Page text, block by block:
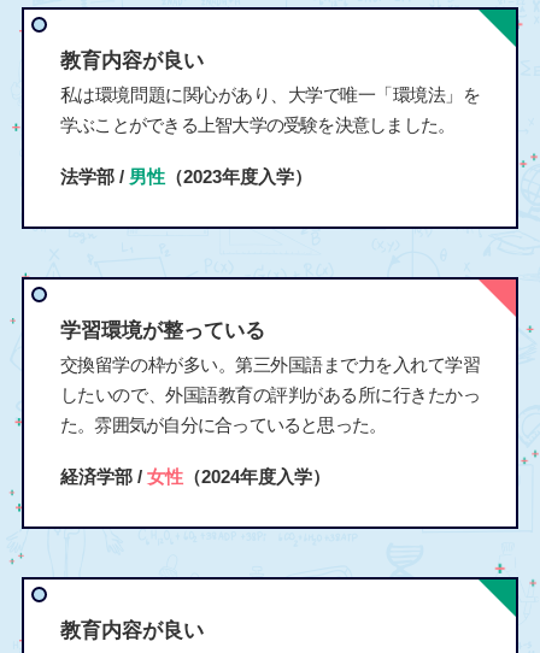
教育内容が良い
私は環境問題に関心があり、大学で唯一「環境法」を
学ぶことができる上智大学の受験を決意しました。
法学部 / 男性（2023年度入学）
学習環境が整っている
交換留学の枠が多い。第三外国語まで力を入れて学習
したいので、外国語教育の評判がある所に行きたかっ
た。雰囲気が自分に合っていると思った。
経済学部 / 女性（2024年度入学）
教育内容が良い